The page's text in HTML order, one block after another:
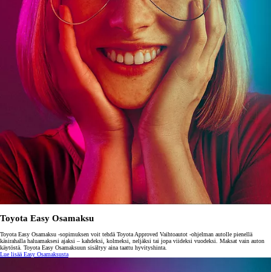
Toyota Easy Osamaksu
Toyota Easy Osamaksu -sopimuksen voit tehdä Toyota Approved Vaihtoautot -ohjelman autolle pienellä
käsirahalla haluamaksesi ajaksi – kahdeksi, kolmeksi, neljäksi tai jopa viideksi vuodeksi. Maksat vain auton
käytöstä. Toyota Easy Osamaksuun sisältyy aina taattu hyvityshinta.
Lue lisää Easy Osamaksusta